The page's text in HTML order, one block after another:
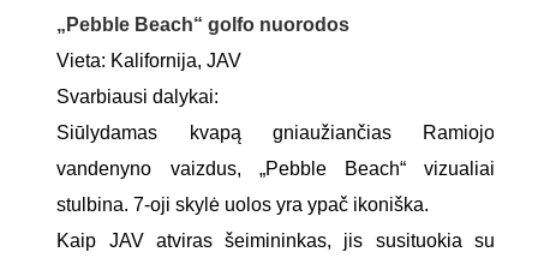
„Pebble Beach“ golfo nuorodos
Vieta: Kalifornija, JAV
Svarbiausi dalykai:
Siūlydamas kvapą gniaužiančias Ramiojo
vandenyno vaizdus, ​​„Pebble Beach“ vizualiai
stulbina. 7-oji skylė uolos yra ypač ikoniška.
Kaip JAV atviras šeimininkas, jis susituokia su